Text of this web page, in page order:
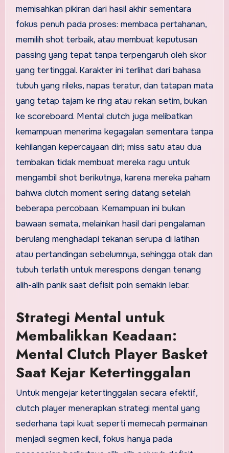
memisahkan pikiran dari hasil akhir sementara
fokus penuh pada proses: membaca pertahanan,
memilih shot terbaik, atau membuat keputusan
passing yang tepat tanpa terpengaruh oleh skor
yang tertinggal. Karakter ini terlihat dari bahasa
tubuh yang rileks, napas teratur, dan tatapan mata
yang tetap tajam ke ring atau rekan setim, bukan
ke scoreboard. Mental clutch juga melibatkan
kemampuan menerima kegagalan sementara tanpa
kehilangan kepercayaan diri; miss satu atau dua
tembakan tidak membuat mereka ragu untuk
mengambil shot berikutnya, karena mereka paham
bahwa clutch moment sering datang setelah
beberapa percobaan. Kemampuan ini bukan
bawaan semata, melainkan hasil dari pengalaman
berulang menghadapi tekanan serupa di latihan
atau pertandingan sebelumnya, sehingga otak dan
tubuh terlatih untuk merespons dengan tenang
alih-alih panik saat defisit poin semakin lebar.
Strategi Mental untuk
Membalikkan Keadaan:
Mental Clutch Player Basket
Saat Kejar Ketertinggalan
Untuk mengejar ketertinggalan secara efektif,
clutch player menerapkan strategi mental yang
sederhana tapi kuat seperti memecah permainan
menjadi segmen kecil, fokus hanya pada